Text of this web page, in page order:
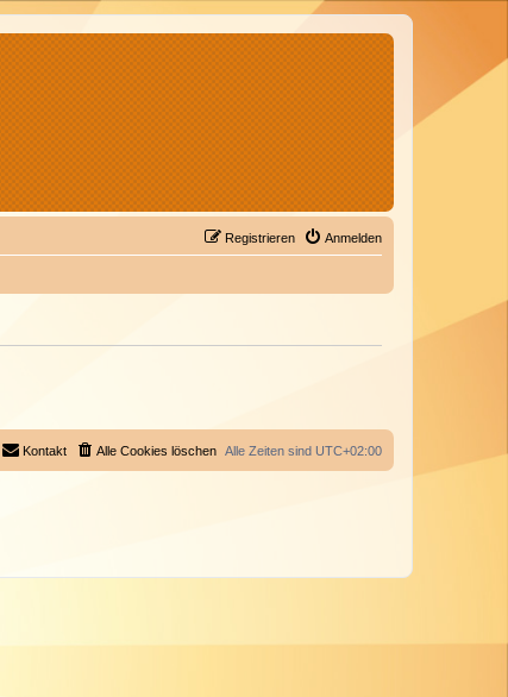
Anmelden
Registrieren
Alle Zeiten sind UTC+02:00
Alle Cookies löschen
Kontakt